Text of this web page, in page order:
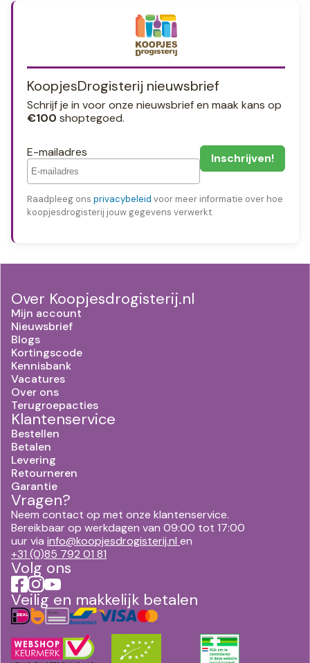
KoopjesDrogisterij nieuwsbrief
Schrijf je in voor onze nieuwsbrief en maak kans op
€100 shoptegoed.
E-mailadres
Raadpleeg ons privacybeleid voor meer informatie over hoe
koopjesdrogisterij jouw gegevens verwerkt.
Over Koopjesdrogisterij.nl
Mijn account
Nieuwsbrief
Blogs
Kortingscode
Kennisbank
Vacatures
Over ons
Terugroepacties
Klantenservice
Bestellen
Betalen
Levering
Retourneren
Garantie
Vragen?
Neem contact op met onze klantenservice.
Bereikbaar op werkdagen van 09:00 tot 17:00
uur via info@koopjesdrogisterij.nl en
+31 (0)85 792 01 81
Volg ons
Veilig en makkelijk betalen